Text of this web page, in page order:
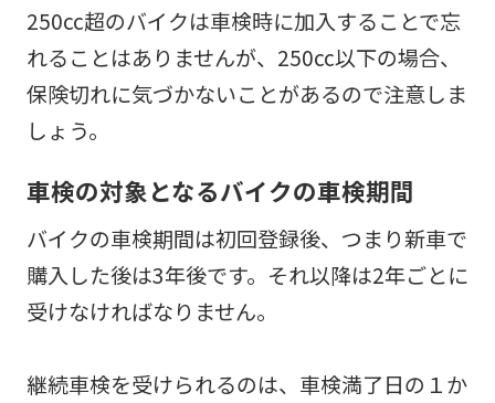
250cc超のバイクは車検時に加入することで忘
れることはありませんが、250cc以下の場合、
保険切れに気づかないことがあるので注意しま
しょう。
車検の対象となるバイクの車検期間
バイクの車検期間は初回登録後、つまり新車で
購入した後は3年後です。それ以降は2年ごとに
受けなければなりません。
継続車検を受けられるのは、車検満了日の１か